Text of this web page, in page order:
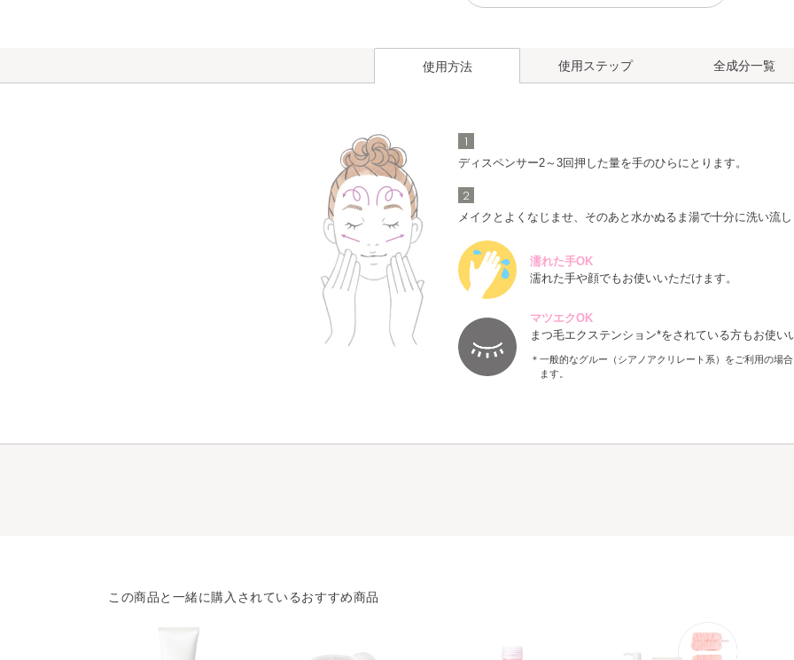
使用方法
1
ディスペンサー2～3回押した量を手のひらにとります。
2
メイクとよくなじませ、そのあと水かぬるま湯で十分に洗い流
濡れた手OK
濡れた手や顔でもお使いいただけます。
マツエクOK
まつ毛エクステンション*をされている方もお使い
＊一般的なグルー（シアノアクリレート系）をご利用の場
ます。
使用ステップ
メークオフ
洗顔料
化粧水
全成分一覧
この商品と一緒に購入されているおすすめ商品